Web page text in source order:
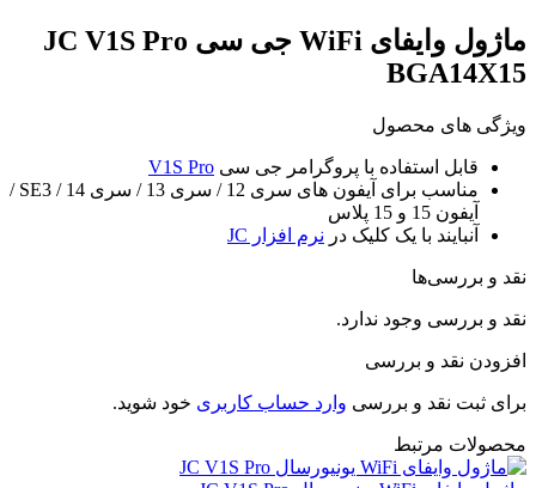
ماژول وایفای WiFi جی سی JC V1S Pro
BGA14X15
ویژگی های محصول
قابل استفاده با پروگرامر جی سی V1S Pro
مناسب برای آیفون های سری 12 / سری 13 / سری 14 / SE3 /
آیفون 15 و 15 پلاس
آنبایند با یک کلیک در نرم افزار JC
نقد و بررسی‌ها
نقد و بررسی وجود ندارد.
افزودن نقد و بررسی
برای ثبت نقد و بررسی وارد حساب کاربری خود شوید.
محصولات مرتبط